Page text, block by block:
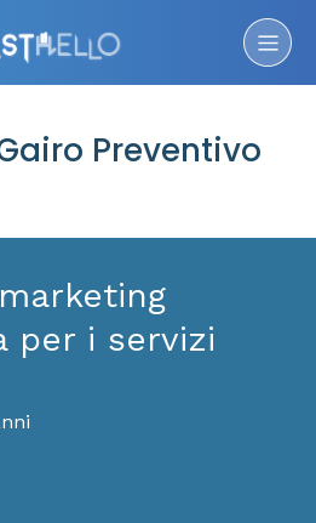
Preventivo
per i servizi